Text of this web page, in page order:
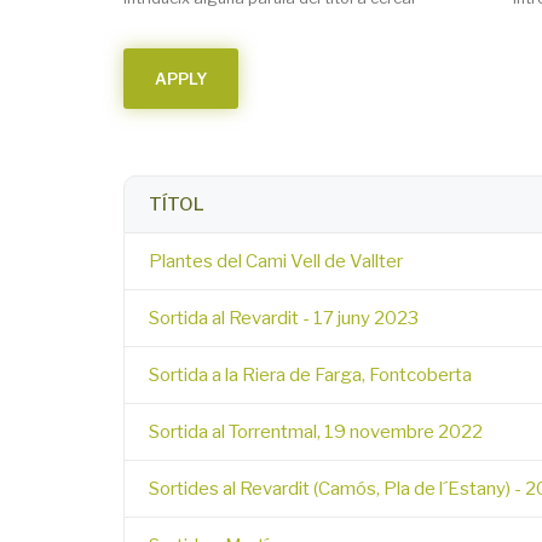
TÍTOL
Plantes del Cami Vell de Vallter
Sortida al Revardit - 17 juny 2023
Sortida a la Riera de Farga, Fontcoberta
Sortida al Torrentmal, 19 novembre 2022
Sortides al Revardit (Camós, Pla de l´Estany) -